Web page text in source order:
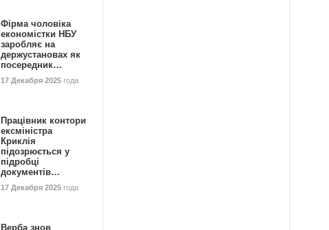
Фірма чоловіка
економістки НБУ
заробляє на
держустановах як
посередник…
17 Декабря 2025 года
Працівник контори
ексміністра
Криклія
підозрюється у
підробці
документів…
17 Декабря 2025 года
Верба знов